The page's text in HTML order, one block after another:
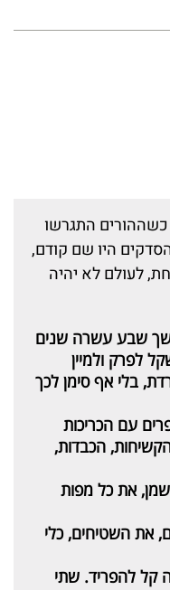
התגרשו
היו שם קודם,
לעולם לא יהיה
שבע עשרה שנים
לפרק ולמיין
בלי אף סימן לכך
עם הכריכות
הכבדות,
את כל מפות
את השטיחים, כלי
קל להפריד. שתי